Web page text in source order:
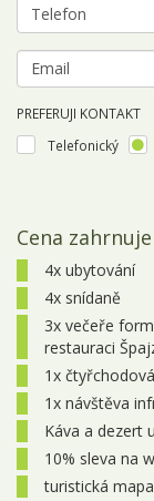
PREFERUJI KONTAKT
Telefonický
Zájezd
nemá
k
dispozici
žádné
termíny.
Cena zahrnuje
4x ubytování
4x snídaně
3x večeře
restauraci
1x
1x návštěva
Káva a dezert
10% sleva na
turistická